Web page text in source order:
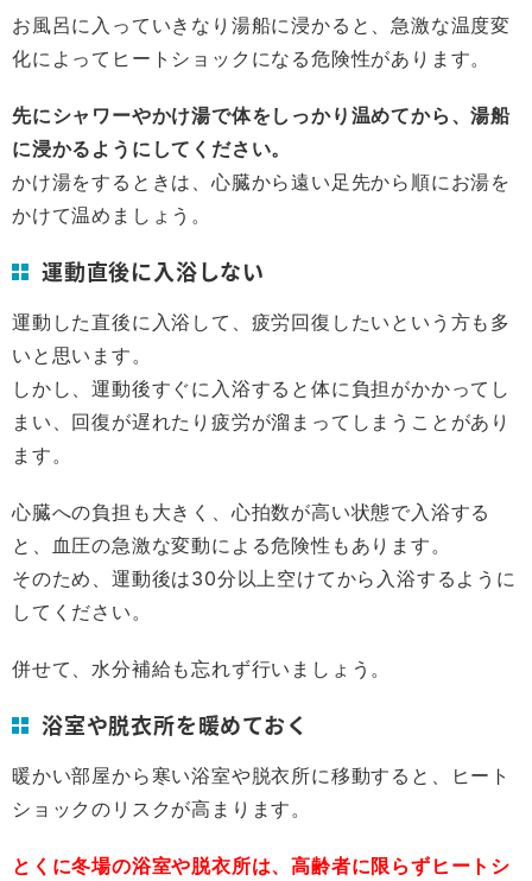
お風呂に入っていきなり湯船に浸かると、急激な温度変
化によってヒートショックになる危険性があります。
先にシャワーやかけ湯で体をしっかり温めてから、湯船
に浸かるようにしてください。
かけ湯をするときは、心臓から遠い足先から順にお湯を
かけて温めましょう。
運動直後に入浴しない
運動した直後に入浴して、疲労回復したいという方も多
いと思います。
しかし、運動後すぐに入浴すると体に負担がかかってし
まい、回復が遅れたり疲労が溜まってしまうことがあり
ます。
心臓への負担も大きく、心拍数が高い状態で入浴する
と、血圧の急激な変動による危険性もあります。
そのため、運動後は30分以上空けてから入浴するように
してください。
併せて、水分補給も忘れず行いましょう。
浴室や脱衣所を暖めておく
暖かい部屋から寒い浴室や脱衣所に移動すると、ヒート
ショックのリスクが高まります。
とくに冬場の浴室や脱衣所は、高齢者に限らずヒートシ